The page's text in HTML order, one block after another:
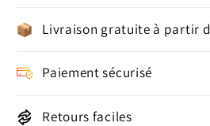
Livraison gratuite à partir
Paiement sécurisé
Retours faciles